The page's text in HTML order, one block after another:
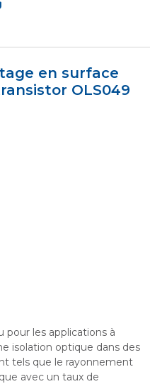
en surface
OLS049
les applications à
isolation optique dans des
tels que le rayonnement
avec un taux de